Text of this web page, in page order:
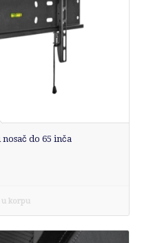
do 65 inča
u korpu